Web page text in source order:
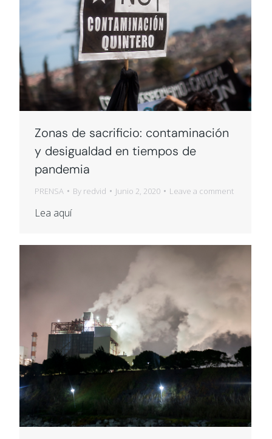
Zonas de sacrificio: contaminación
y desigualdad en tiempos de
pandemia
PRENSA By redvid Junio 2, 2020 Leave a comment
Lea aquí